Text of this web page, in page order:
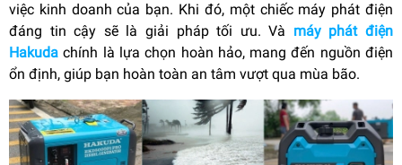
việc kinh doanh của bạn. Khi đó, một chiếc máy phát điện
đáng tin cậy sẽ là giải pháp tối ưu. Và máy phát điện
Hakuda chính là lựa chọn hoàn hảo, mang đến nguồn điện
ổn định, giúp bạn hoàn toàn an tâm vượt qua mùa bão.